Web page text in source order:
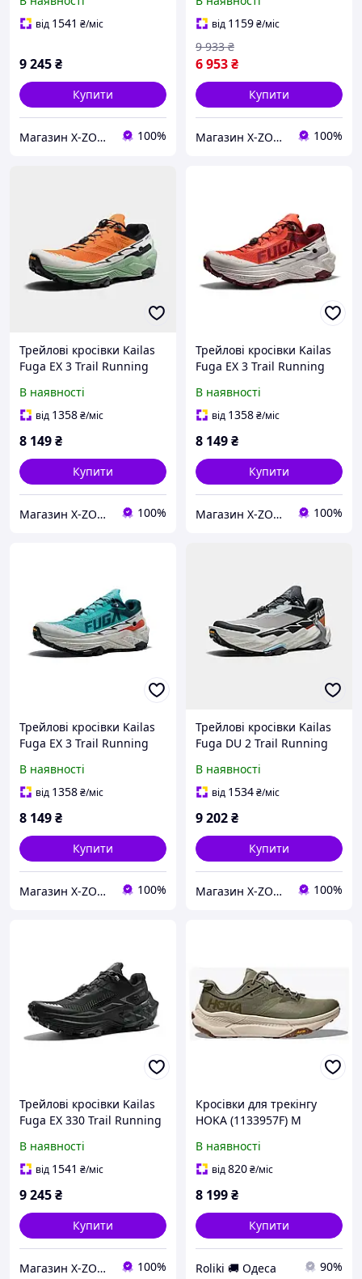
Black (KS2433251)
від 1541 ₴/міс
9 245₴
Купити
Магазин X-ZONE 100%
(KS2413111)
від 1159₴/міс
6 953₴
9 933 ₴
Купити
Магазин X-ZONE 100%
Трейлові кросівки Kailas
Fuga EX 3 Trail Running
Blue (KS2413112)
В наявності
від 1358₴/міс
8 149₴
Купити
Магазин X-ZONE 100%
Трейлові кросівки Kailas
Fuga EX 3 Trail Running
(KS2513108)
В наявності
від 1358₴/міс
8 149₴
Купити
Магазин X-ZONE 100%
Трейлові кросівки Kailas
Fuga EX 3 Trail Running
(KS2513108)
В наявності
від 1358₴/міс
8 149₴
Купити
Магазин X-ZONE 100%
Трейлові кросівки Kailas
Fuga DU 2 Trail Running
Original/Navy Blue
(KS2513107)
В наявності
від 1534₴/міс
9 202₴
Купити
Магазин X-ZONE 100%
Трейлові кросівки Kailas
Fuga EX 330 Trail Running
(KS2613112)
В наявності
від 1541 ₴/міс
9 245₴
Купити
Магазин X-ZONE 100%
Кросівки для трекінгу
HOKA (1133957F) M
(197634405452)
В наявності
від820₴/міс
8 199₴
Купити
Roliki 🚚 Одеса 90%